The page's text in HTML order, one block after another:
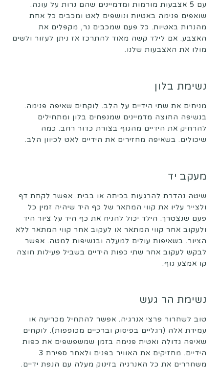
עם 5 אצבעות מורמות ומדמיינים שהם נרות על עוגה.
שואפים פנימה באטיות ונושפים לאט ומכבים כל אחת
מהנרות באטיות. כל פעם שמכבים נר, מקפלים את
האצבע. אם לילד קשה מאוד להתרכז אז ניתן לעזור ולשים
מולו את האצבעות שלנו.
נשימת בלון
מניחים את שתי הידיים על הלב. לוקחים שאיפה פנימה.
בנשיפה החוצה מדמיינים שמנפחים בלון ומתחילים
להרחיק את הידיים מהגוף בצורת כדור רחב. כמה
שיכולים. בשאיפה מחזירים את הידיים לאט לכיוון הלב.
מעקב יד
שיטה נהדרת להרגעות בכיתה או בבית. אפשר לקחת דף
ולצייר עליו את קווי המתאר של כף היד שיהיה זמין כל
פעם שנצטרך. הילד יכול להניח את כף היד על ציור היד
ולעקוב אחר קווי המתאר או לעקוב אחר קווי המתאר ללא
הציור. בשאיפות עולים למעלה ובנשיפות למטה. אפשר
לבקש לעקוב אחר שתי כפות הידיים בשביל פעילות חוצה
קו אמצע גוף.
נשימת הר געש
טוב לשחרור פרצי אנרגיה. אפשר להתחיל מכריעה או
עמידת אלה (רגליים בפיסוק וברכיים מכופפות). לוקחים
שאיפה גדולה ואטית פנימה בזמן שמשפשפים את כפות
הידיים. מחזיקים את האוויר בפנים ולאחר ספירת 3
משחררים את כל האנרגיה בזינוק מעלה עם הנפת ידיים.